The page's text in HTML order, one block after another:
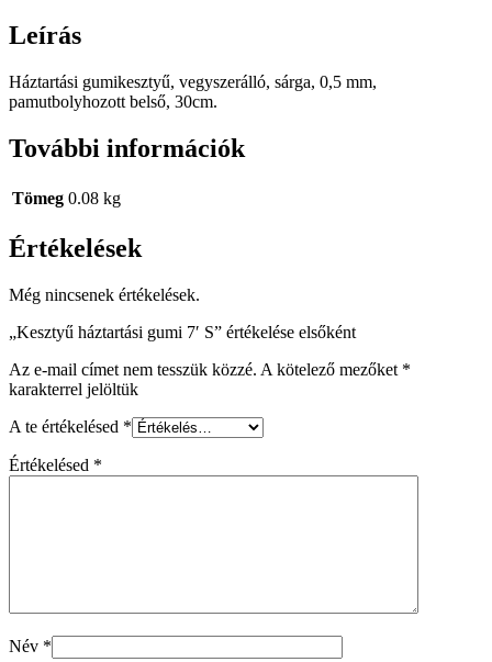
Leírás
Háztartási gumikesztyű, vegyszerálló, sárga, 0,5 mm,
pamutbolyhozott belső, 30cm.
További információk
Tömeg 0.08 kg
Értékelések
Még nincsenek értékelések.
„Kesztyű háztartási gumi 7′ S” értékelése elsőként
Az e-mail címet nem tesszük közzé. A kötelező mezőket *
karakterrel jelöltük
A te értékelésed *
Értékelésed *
Név *